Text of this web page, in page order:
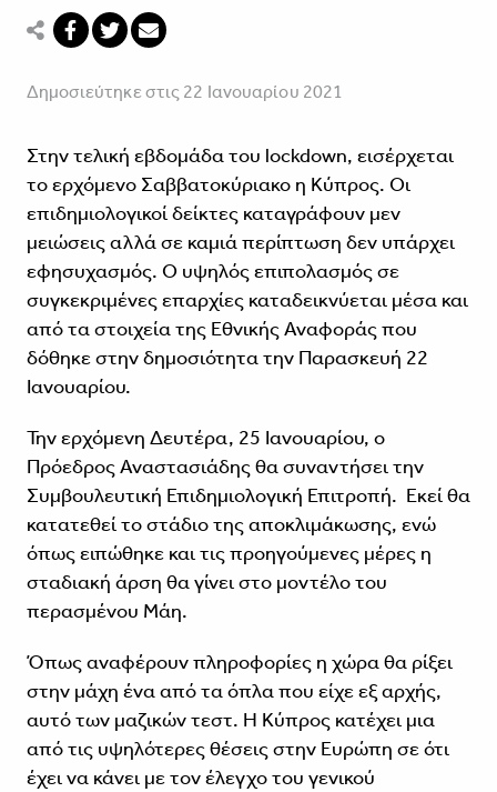
Δημοσιεύτηκε στις 22 Ιανουαρίου 2021
Στην τελική εβδομάδα του lockdown, εισέρχεται
το ερχόμενο Σαββατοκύριακο η Κύπρος. Οι
επιδημιολογικοί δείκτες καταγράφουν μεν
μειώσεις αλλά σε καμιά περίπτωση δεν υπάρχει
εφησυχασμός. Ο υψηλός επιπολασμός σε
συγκεκριμένες επαρχίες καταδεικνύεται μέσα και
από τα στοιχεία της Εθνικής Αναφοράς που
δόθηκε στην δημοσιότητα την Παρασκευή 22
Ιανουαρίου.
Την ερχόμενη Δευτέρα, 25 Ιανουαρίου, ο
Πρόεδρος Αναστασιάδης θα συναντήσει την
Συμβουλευτική Επιδημιολογική Επιτροπή. Εκεί θα
κατατεθεί το στάδιο της αποκλιμάκωσης, ενώ
όπως ειπώθηκε και τις προηγούμενες μέρες η
σταδιακή άρση θα γίνει στο μοντέλο του
περασμένου Μάη.
Όπως αναφέρουν πληροφορίες η χώρα θα ρίξει
στην μάχη ένα από τα όπλα που είχε εξ αρχής,
αυτό των μαζικών τεστ. Η Κύπρος κατέχει μια
από τις υψηλότερες θέσεις στην Ευρώπη σε ότι
έχει να κάνει με τον έλεγχο του γενικού